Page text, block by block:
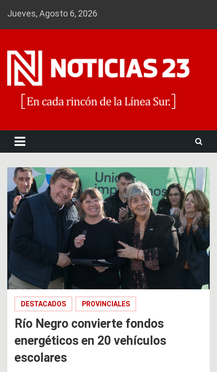
Jueves, Agosto 6, 2026
DESTACADOS PROVINCIALES
Río Negro convierte fondos
energéticos en 20 vehículos
escolares